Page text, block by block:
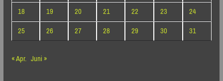
18
19 20 21 22 23
24
25
26 27 28 29 30
31
« Apr. Juni »